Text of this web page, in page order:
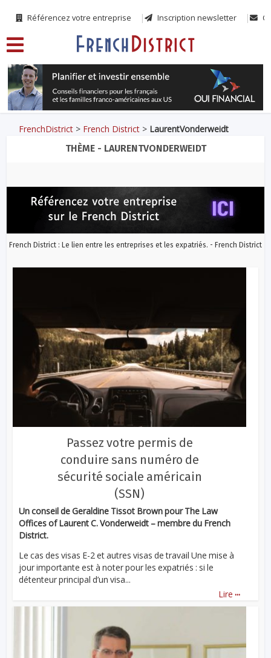
Référencez votre entreprise Inscription newsletter
FrenchDistrict > French District > LaurentVonderweidt
THÈME - LAURENTVONDERWEIDT
French District : Le lien entre les entreprises et les expatriés. - French District
Passez votre permis de
conduire sans numéro de
sécurité sociale américain
(SSN)
Un conseil de Geraldine Tissot Brown pour The Law
Offices of Laurent C. Vonderweidt – membre du French
District.
Le cas des visas E-2 et autres visas de travail Une mise à
jour importante est à noter pour les expatriés : si le
détenteur principal d’un visa...
Lire ...